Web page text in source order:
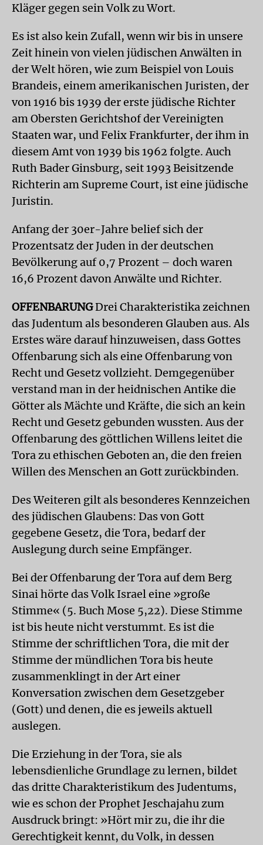
Kläger gegen sein Volk zu Wort.
Es ist also kein Zufall, wenn wir bis in unsere
Zeit hinein von vielen jüdischen Anwälten in
der Welt hören, wie zum Beispiel von Louis
Brandeis, einem amerikanischen Juristen, der
von 1916 bis 1939 der erste jüdische Richter
am Obersten Gerichtshof der Vereinigten
Staaten war, und Felix Frankfurter, der ihm in
diesem Amt von 1939 bis 1962 folgte. Auch
Ruth Bader Ginsburg, seit 1993 Beisitzende
Richterin am Supreme Court, ist eine jüdische
Juristin.
Anfang der 30er-Jahre belief sich der
Prozentsatz der Juden in der deutschen
Bevölkerung auf 0,7 Prozent – doch waren
16,6 Prozent davon Anwälte und Richter.
OFFENBARUNGDrei Charakteristika zeichnen
das Judentum als besonderen Glauben aus. Als
Erstes wäre darauf hinzuweisen, dass Gottes
Offenbarung sich als eine Offenbarung von
Recht und Gesetz vollzieht. Demgegenüber
verstand man in der heidnischen Antike die
Götter als Mächte und Kräfte, die sich an kein
Recht und Gesetz gebunden wussten. Aus der
Offenbarung des göttlichen Willens leitet die
Tora zu ethischen Geboten an, die den freien
Willen des Menschen an Gott zurückbinden.
Des Weiteren gilt als besonderes Kennzeichen
des jüdischen Glaubens: Das von Gott
gegebene Gesetz, die Tora, bedarf der
Auslegung durch seine Empfänger.
Bei der Offenbarung der Tora auf dem Berg
Sinai hörte das Volk Israel eine »große
Stimme« (5. Buch Mose 5,22). Diese Stimme
ist bis heute nicht verstummt. Es ist die
Stimme der schriftlichen Tora, die mit der
Stimme der mündlichen Tora bis heute
zusammenklingt in der Art einer
Konversation zwischen dem Gesetzgeber
(Gott) und denen, die es jeweils aktuell
auslegen.
Die Erziehung in der Tora, sie als
lebensdienliche Grundlage zu lernen, bildet
das dritte Charakteristikum des Judentums,
wie es schon der Prophet Jeschajahu zum
Ausdruck bringt: »Hört mir zu, die ihr die
Gerechtigkeit kennt, du Volk, in dessen